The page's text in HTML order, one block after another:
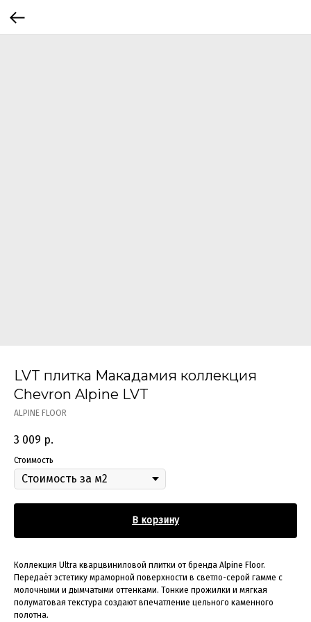
LVT плитка Макадамия коллекция
Chevron Alpine LVT
ALPINE FLOOR
3 009 р.
Стоимость
В корзину
Коллекция Ultra кварцвиниловой плитки от бренда Alpine Floor.
Передаёт эстетику мраморной поверхности в светло-серой гамме с
молочными и дымчатыми оттенками. Тонкие прожилки и мягкая
полуматовая текстура создают впечатление цельного каменного
полотна.